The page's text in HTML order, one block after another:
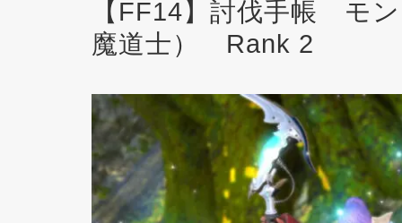
【FF14】討伐手帳 モ
魔道士） Rank 2